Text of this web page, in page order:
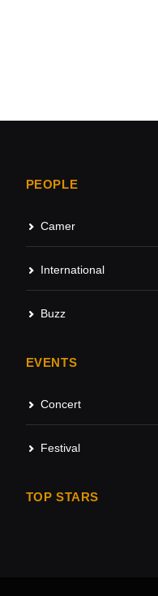
PEOPLE
Camer
International
Buzz
EVENTS
Concert
Festival
TOP STARS